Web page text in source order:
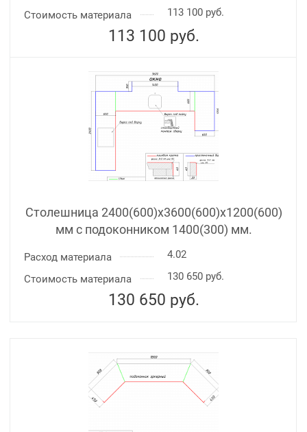
Стоимость материала
113 100 руб.
113 100 руб.
Столешница 2400(600)х3600(600)x1200(600)
мм с подоконником 1400(300) мм.
Расход материала
4.02
Стоимость материала
130 650 руб.
130 650 руб.